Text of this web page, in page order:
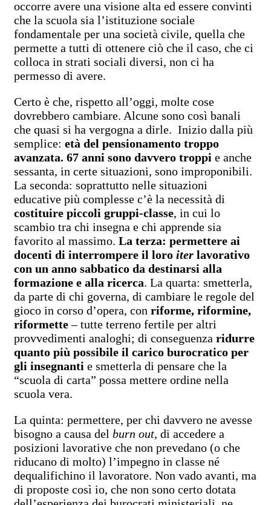
occorre avere una visione alta ed essere convinti
che la scuola sia l’istituzione sociale
fondamentale per una società civile, quella che
permette a tutti di ottenere ciò che il caso, che ci
colloca in strati sociali diversi, non ci ha
permesso di avere.
Certo è che, rispetto all’oggi, molte cose
dovrebbero cambiare. Alcune sono così banali
che quasi si ha vergogna a dirle. Inizio dalla più
semplice: età del pensionamento troppo
avanzata. 67 anni sono davvero troppi e anche
sessanta, in certe situazioni, sono improponibili.
La seconda: soprattutto nelle situazioni
educative più complesse c’è la necessità di
costituire piccoli gruppi-classe, in cui lo
scambio tra chi insegna e chi apprende sia
favorito al massimo. La terza: permettere ai
docenti di interrompere il loro iter lavorativo
con un anno sabbatico da destinarsi alla
formazione e alla ricerca. La quarta: smetterla,
da parte di chi governa, di cambiare le regole del
gioco in corso d’opera, con riforme, riformine,
riformette– tutte terreno fertile per altri
provvedimenti analoghi; di conseguenza ridurre
quanto più possibile il carico burocratico per
gli insegnanti e smetterla di pensare che la
“scuola di carta” possa mettere ordine nella
scuola vera.
La quinta: permettere, per chi davvero ne avesse
bisogno a causa del burn out, di accedere a
posizioni lavorative che non prevedano (o che
riducano di molto) l’impegno in classe né
dequalifichino il lavoratore. Non vado avanti, ma
di proposte così io, che non sono certo dotata